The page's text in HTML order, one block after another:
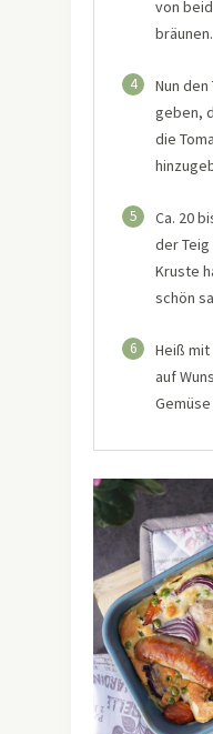
von
bräunen.
4
Nun
geben,
die
5
Ca. 20
der
Kruste
schön
6
Heiß
auf